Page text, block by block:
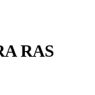
RAS